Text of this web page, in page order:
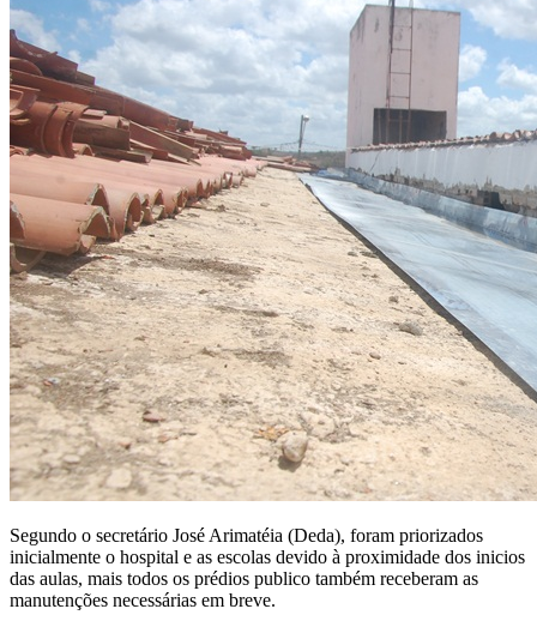
Segundo o secretário José Arimatéia (Deda), foram priorizados
inicialmente o hospital e as escolas devido à proximidade dos inicios
das aulas, mais todos os prédios publico também receberam as
manutenções necessárias em breve.